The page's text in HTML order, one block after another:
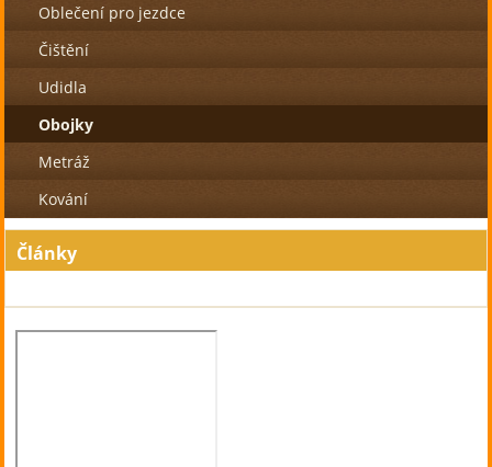
Oblečení pro jezdce
Čištění
Udidla
Obojky
Metráž
Kování
Články